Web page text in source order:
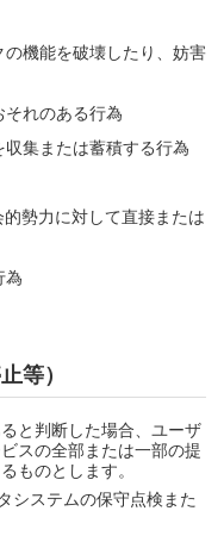
機能を破壊したり、妨害
れのある行為
集または蓄積する行為
勢力に対して直接または
為
等）
と判断した場合、ユーザ
スの全部または一部の提
ものとします。
システムの保守点検また